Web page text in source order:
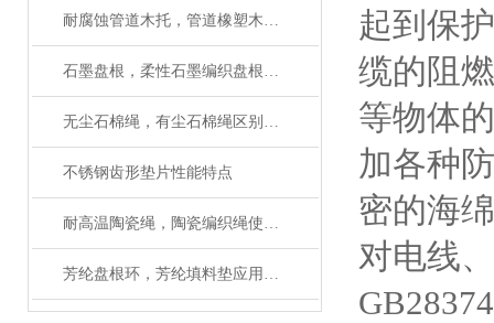
耐腐蚀管道木托，管道橡塑木托*
石墨盘根，柔性石墨编织盘根生产工作原理
无尘石棉绳，有尘石棉绳区别，使用方法
不锈钢齿形垫片性能特点
耐高温陶瓷绳，陶瓷编织绳使用温度多少
芳纶盘根环，芳纶填料垫应用性能
起到保
缆的阻
等物体
加各种
密的海
对电线